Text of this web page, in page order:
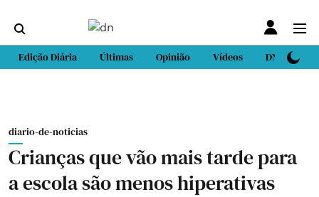
Edição Diária Últimas Opinião Vídeos DN Sport
diario-de-noticias
Crianças que vão mais tarde para
a escola são menos hiperativas